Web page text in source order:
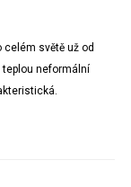
světě už od
teplou neformální